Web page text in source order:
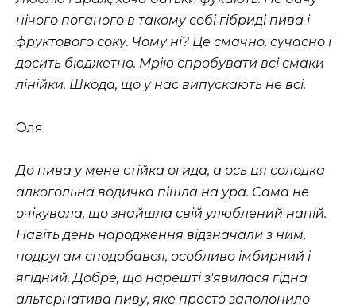
нічого поганого в такому собі гібриді пива і
фруктового соку. Чому ні? Це смачно, сучасно і
досить бюджетно. Мрію спробувати всі смаки
лінійки. Шкода, що у нас випускають не всі.
Оля
До пива у мене стійка огида, а ось ця солодка
алкогольна водичка пішла на ура. Сама не
очікувала, що знайшла свій улюблений напій.
Навіть день народження відзначали з ним,
подругам сподобався, особливо імбирний і
ягідний. Добре, що нарешті з'явилася гідна
альтернатива пиву, яке просто заполонило